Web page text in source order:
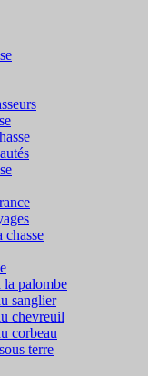
chasse
la palombe
sanglier
chevreuil
corbeau
terre